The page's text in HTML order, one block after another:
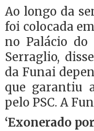
Ao longo da
foi colocada
no Palácio
Serraglio,
da Funai
que garantiu
pelo PSC. A
‘Exonerado